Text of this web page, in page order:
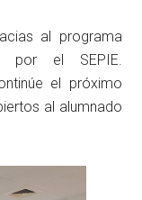
al programa
por el SEPIE.
el próximo
al alumnado